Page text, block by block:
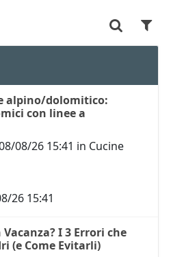
alpino/dolomitico:
con linee a
08/26 15:41 in Cucine
26 15:41
I 3 Errori che
(e Come Evitarli)